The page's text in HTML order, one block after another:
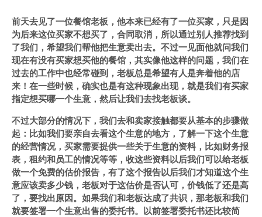
前天去见了一位餐馆老板，他本来已经有了一位买家，只是因
为后来这位买家不想买了，合同取消，所以通过别人推荐找到
了我们，希望我们帮他把生意卖出去。不过一见面他就问我们
现在有没有买家想买他的餐馆，其实像他这样的问题，我们在
过去的工作中也经常碰到，老板总是希望有人是奔着他的店
来！在一些时候，确实也是有这种现象出现，就是我们有买家
指定想买哪一个生意，然后让我们去找老板谈。
不过大部分的情况下，我们去和卖家接触都要从基本的步骤做
起：比如我们要亲自去看这个生意的地方，了解一下这个生意
的经营情况，买家需要提供一些关于生意的资料，比如财务报
表，租约和员工的情况等等，收这些资料以后我们可以给老板
做一个免费的估价报告，有了这个报告以后我们才知道这个生
意应该卖多少钱，老板对于这估价是否认可，价钱低了还是高
了，要找出原因。如果我们和老板达成了共识，那老板和我们
就要签署一个生意出售的委托书。以前签署委托书还比较简